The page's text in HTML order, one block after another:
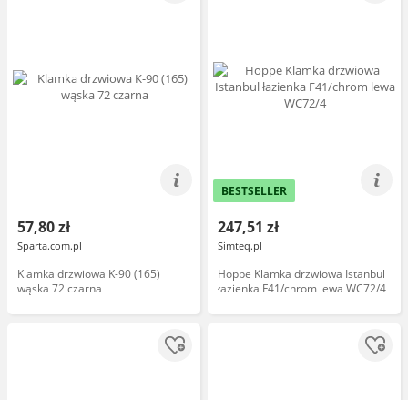
57,80 zł
Sparta.com.pl
Klamka drzwiowa K-90 (165)
wąska 72 czarna
BESTSELLER
247,51 zł
Simteq.pl
Hoppe Klamka drzwiowa Istanbul
łazienka F41/chrom lewa WC72/4